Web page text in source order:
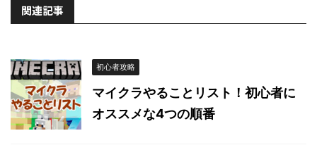
関連記事
初心者攻略
マイクラやることリスト！初心者に
オススメな4つの順番